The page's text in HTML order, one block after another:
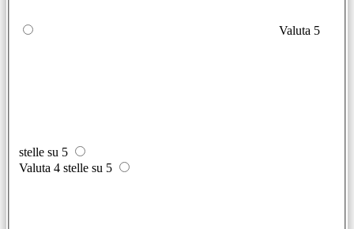
Valuta 5
stelle su 5
Valuta 4 stelle su 5